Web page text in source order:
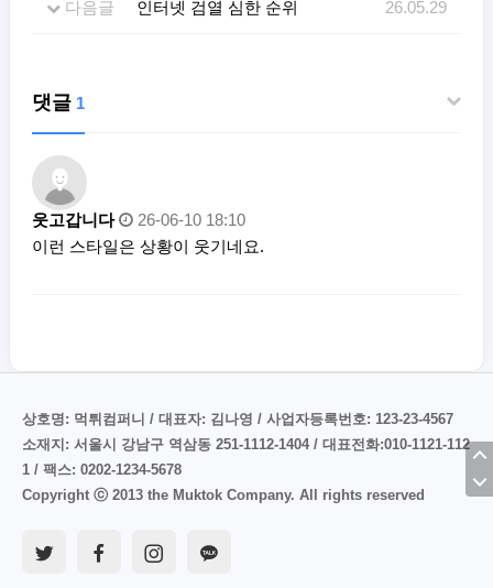
다음글 인터넷 검열 심한 순위 26.05.29
댓글 1
웃고갑니다
26-06-10 18:10
이런 스타일은 상황이 웃기네요.
상호명: 먹튀컴퍼니 / 대표자: 김나영 / 사업자등록번호: 123-23-4567
소재지: 서울시 강남구 역삼동 251-1112-1404 / 대표전화:010-1121-112
1 / 팩스: 0202-1234-5678
Copyright ⓒ 2013 the Muktok Company. All rights reserved